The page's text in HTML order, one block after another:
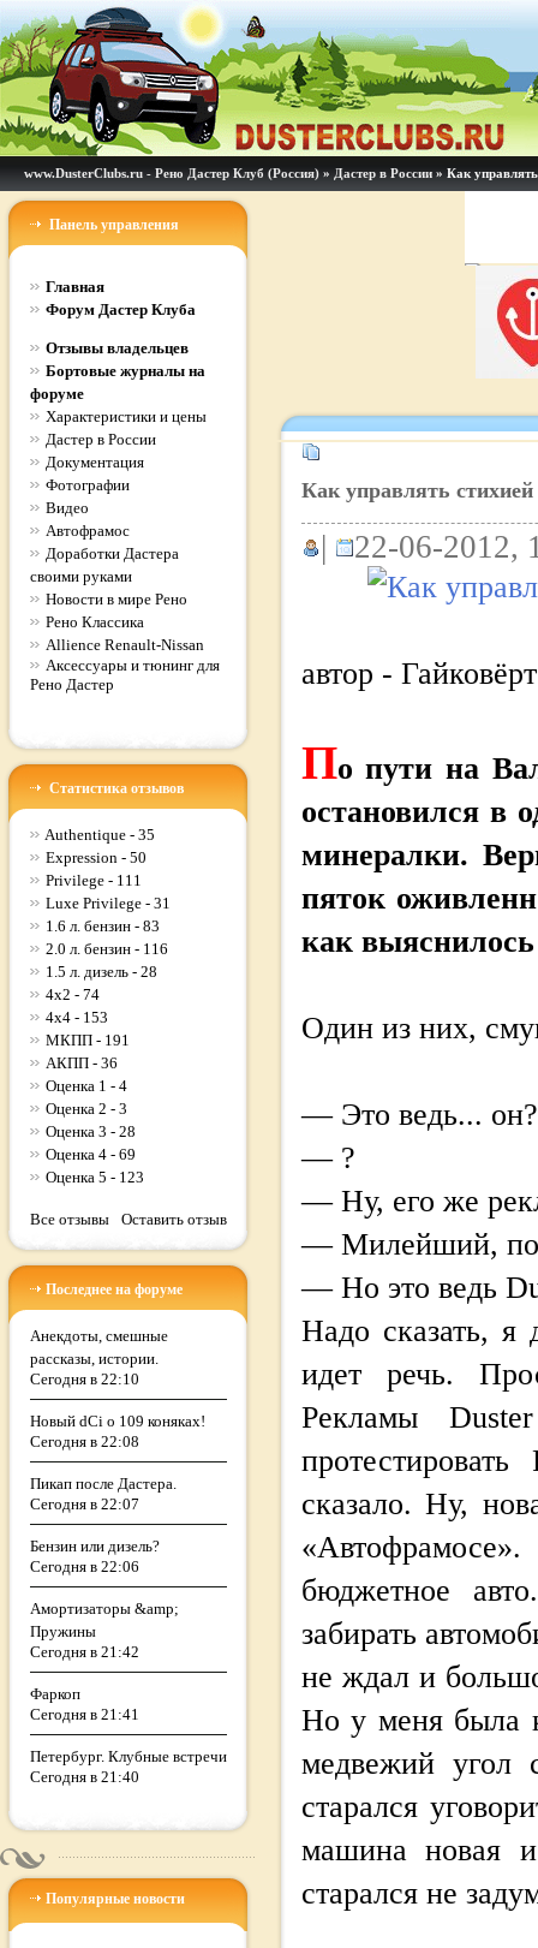
www.DusterClubs.ru - Рено Дастер Клуб (Россия) » Дастер в России » Как
Панель управления
Главная
Форум Дастер Клуба
Отзывы владельцев
Бортовые журналы на
форуме
Характеристики и цены
Дастер в России
Документация
Фотографии
Видео
Автофрамос
Доработки Дастера
своими руками
Новости в мире Рено
Рено Классика
Allience Renault-Nissan
Аксессуары и тюнинг для
Рено Дастер
Статистика отзывов
Authentique - 35
Expression - 50
Privilege - 111
Luxe Privilege - 31
1.6 л. бензин - 83
2.0 л. бензин - 116
1.5 л. дизель - 28
4x2 - 74
4x4 - 153
МКПП - 191
АКПП - 36
Оценка 1 - 4
Оценка 2 - 3
Оценка 3 - 28
Оценка 4 - 69
Оценка 5 - 123
Все отзывы Оставить отзыв
Последнее на форуме
Анекдоты, смешные
рассказы, истории.
Сегодня в 22:10
Новый dCi о 109 коняках!
Сегодня в 22:08
Пикап после Дастера.
Сегодня в 22:07
Бензин или дизель?
Сегодня в 22:06
Амортизаторы &amp;
Пружины
Сегодня в 21:42
Фаркоп
Сегодня в 21:41
Петербург. Клубные встречи
Сегодня в 21:40
Популярные новости
Как управлять
| 22-06-2012,
автор - Гайковёрт
По пути на
остановился в
минералки.
пяток
как
Один из них,
— Это ведь...
— ?
— Ну, его же
— Милейший, по
— Но это ведь
Надо сказать, я
идет речь.
Рекламы
сказало. Ну,
бюджетное
забирать
не ждал и
Но у меня была
медвежий угол
старался
машина новая
старался не